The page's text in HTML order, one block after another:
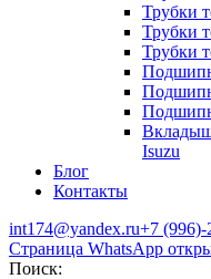
Трубки
Трубки
Трубки
Isuzu
Блог
Контакты
int174@yandex.ru+7 (996)-
Страница WhatsApp
Поиск: